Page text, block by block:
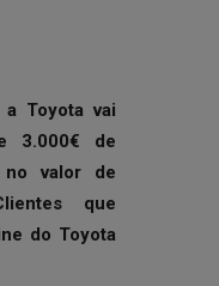
Toyota vai
3.000€ de
no valor de
que
do Toyota